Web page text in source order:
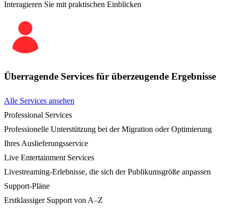
Interagieren Sie mit praktischen Einblicken
Überragende Services für überzeugende Ergebnisse
Alle Services ansehen
Professional Services
Professionelle Unterstützung bei der Migration oder Optimierung
Ihres Auslieferungsservice
Live Entertainment Services
Livestreaming-Erlebnisse, die sich der Publikumsgröße anpassen
Support-Pläne
Erstklassiger Support von A–Z